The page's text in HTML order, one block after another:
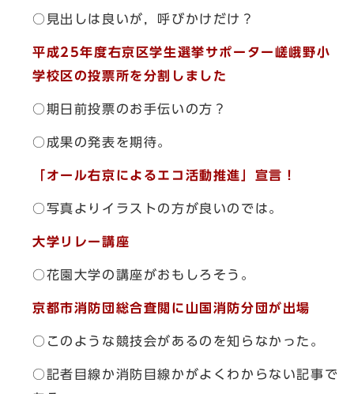
○見出しは良いが，呼びかけだけ？
平成25年度右京区学生選挙サポーター嵯峨野小
学校区の投票所を分割しました
○期日前投票のお手伝いの方？
○成果の発表を期待。
「オール右京によるエコ活動推進」宣言！
○写真よりイラストの方が良いのでは。
大学リレー講座
○花園大学の講座がおもしろそう。
京都市消防団総合査閲に山国消防分団が出場
○このような競技会があるのを知らなかった。
○記者目線か消防目線かがよくわからない記事で